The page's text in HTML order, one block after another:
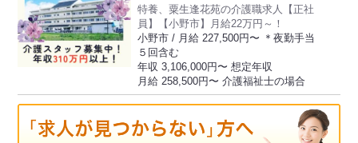
特養、粟生逢花苑の介護職求人【正社
員】【小野市】月給22万円～！
小野市 / 月給 227,500円〜 ＊夜勤手当
５回含む
年収 3,106,000円〜 想定年収
月給 258,500円〜 介護福祉士の場合